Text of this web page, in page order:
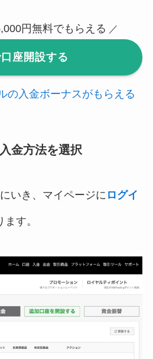
円無料でもらえる ／
座開設する
の入金ボーナスがもらえる
金方法を選択
いき、マイページに ログイ
す。